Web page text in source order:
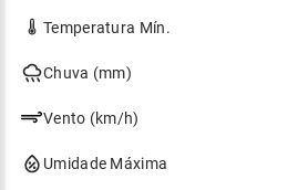
previsão
hoje
Temperatura Mín.
Chuva (mm)
Vento (km/h)
Umidade Máxima